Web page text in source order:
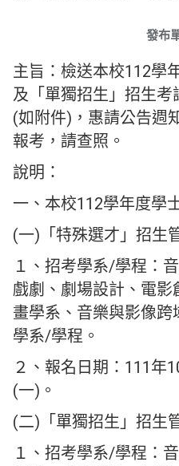
發布
主旨：檢送本校112學
及「單獨招生」招生
(如附件)，惠請公告週
報考，請查照。
說明：
一、本校112學年度學
(一)「特殊選才」招生
１、招考學系/學程：
戲劇、劇場設計、電
畫學系、音樂與影像跨
學系/學程。
２、報名日期：111年
(一)。
(二)「單獨招生」招生
１、招考學系/學程：